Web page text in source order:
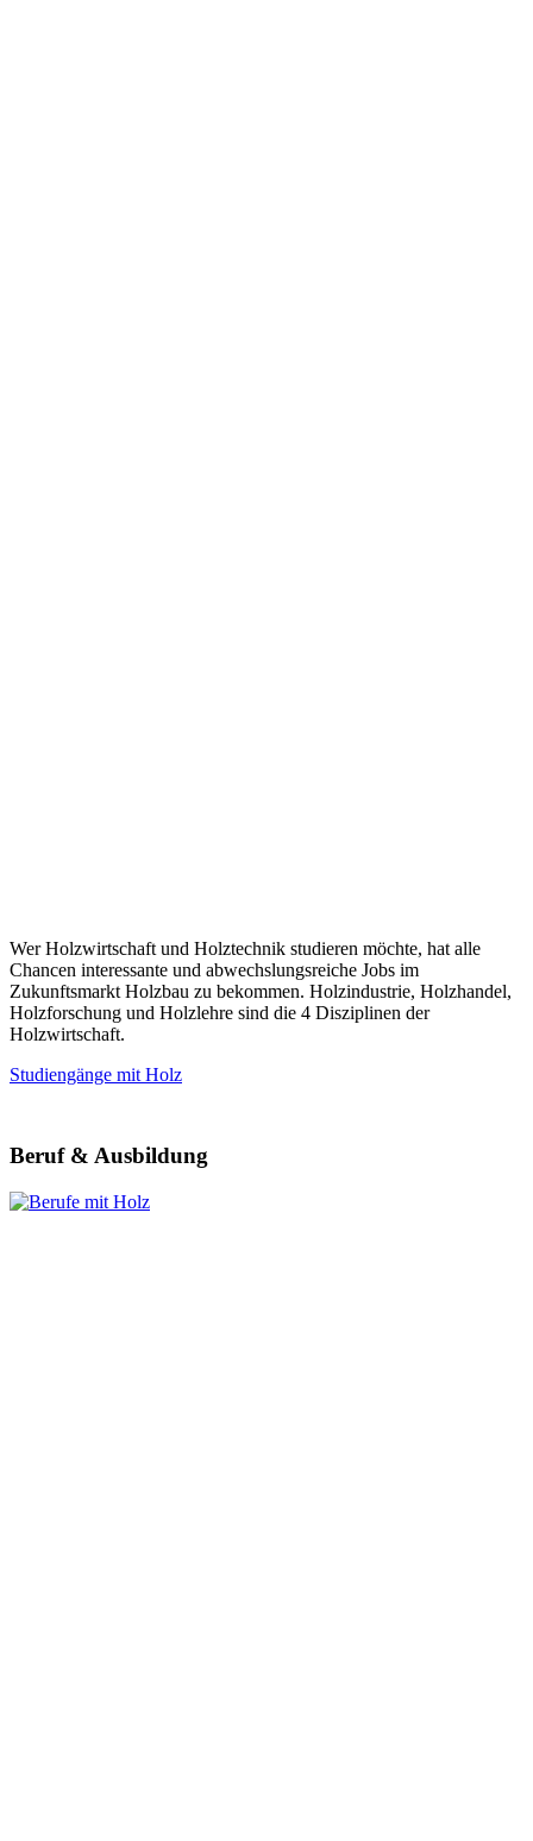
Wer Holzwirtschaft und Holztechnik studieren möchte, hat alle
Chancen interessante und abwechslungsreiche Jobs im
Zukunftsmarkt Holzbau zu bekommen. Holzindustrie, Holzhandel,
Holzforschung und Holzlehre sind die 4 Disziplinen der
Holzwirtschaft.
Studiengänge mit Holz
Beruf & Ausbildung